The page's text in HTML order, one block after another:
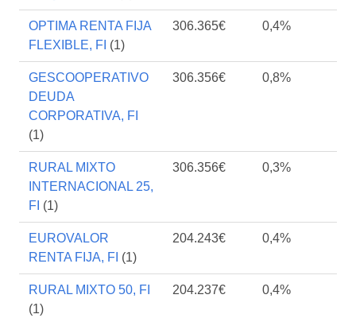
OPTIMA RENTA FIJA
FLEXIBLE, FI (1)
306.365€ 0,4%
GESCOOPERATIVO
DEUDA
CORPORATIVA, FI
(1)
306.356€ 0,8%
RURAL MIXTO
INTERNACIONAL 25,
FI (1)
306.356€ 0,3%
EUROVALOR
RENTA FIJA, FI (1)
204.243€ 0,4%
RURAL MIXTO 50, FI
(1)
204.237€ 0,4%